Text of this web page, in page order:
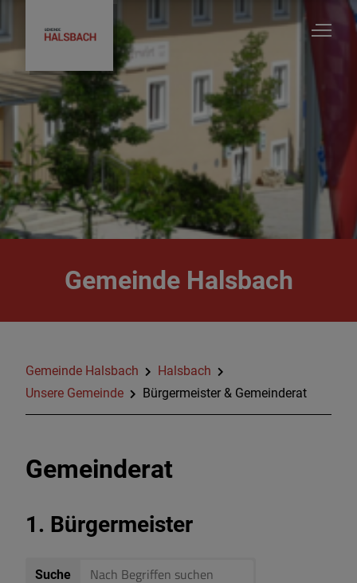
Halsbach
Startseite
Sturzflut- Risikomanagement
Gemeinde Halsbach
Gemeinde Halsbach
Halsbach
Unsere Gemeinde
Bürgermeister & Gemeinderat
Gemeinderat
1. Bürgermeister
Suche